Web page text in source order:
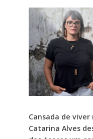
Cansada de
Catarina Alves